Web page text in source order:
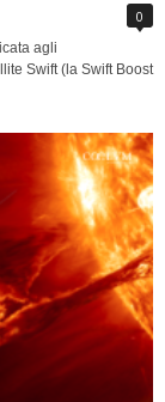
0
agli
Swift (la Swift Boost